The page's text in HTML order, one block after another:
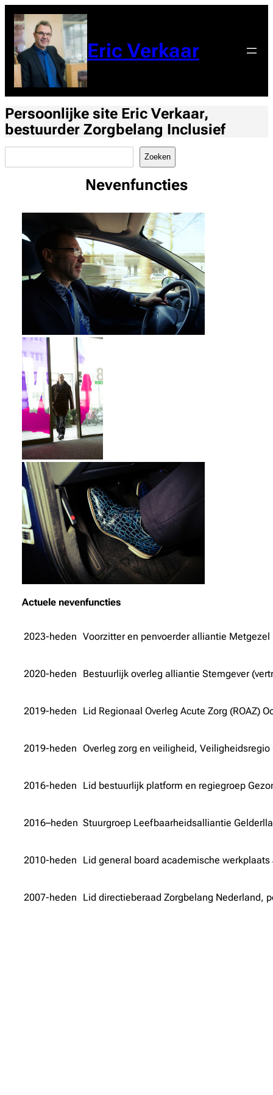
Eric Verkaar
Persoonlijke site Eric Verkaar,
bestuurder Zorgbelang Inclusief
Zoeken
Nevenfuncties
Actuele nevenfuncties
2023-heden Voorzitter en penvoerder alliantie
2020-heden Bestuurlijk overleg alliantie Stemgever
2019-heden Lid Regionaal Overleg Acute Zorg (ROAZ)
2019-heden Overleg zorg en veiligheid,
2016-heden Lid bestuurlijk platform en regiegroep
2016–heden Stuurgroep Leefbaarheidsalliantie
2010-heden Lid general board academische
2007-heden Lid directieberaad Zorgbelang Nederland,